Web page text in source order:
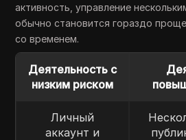
активность, управление
обычно становится гораздо
со временем.
Деятельность с
низким риском
Личный
аккаунт и